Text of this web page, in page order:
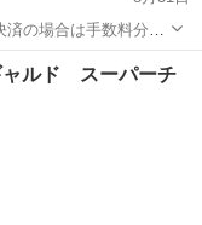
の場合は手数料分は
乗れない車なので楽し
違い、車内も広々して
ャルド スーパーチ